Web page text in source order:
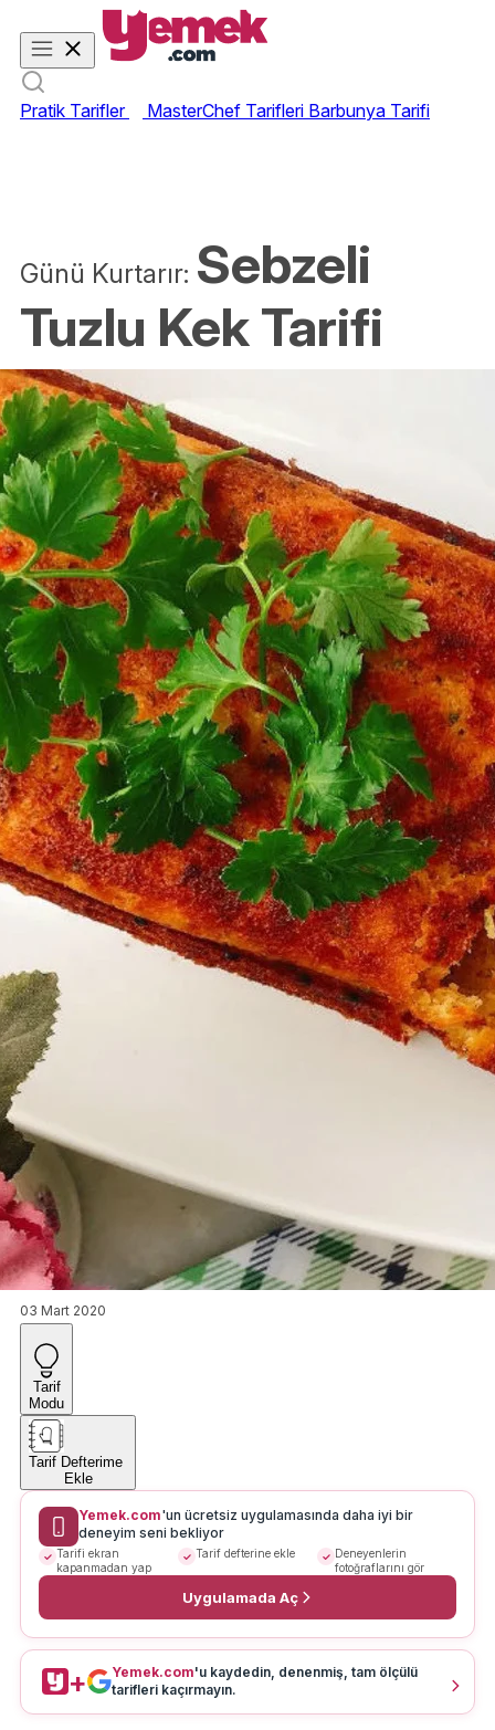
Pratik Tarifler MasterChef Tarifleri Barbunya Tarifi
Günü Kurtarır: Sebzeli
Tuzlu Kek Tarifi
03 Mart 2020
Tarif
Modu
Tarif Defterime
Ekle
Yemek.com'un ücretsiz uygulamasında daha iyi bir
deneyim seni bekliyor
Tarifi ekran
kapanmadan yap
Tarif defterine ekle
Deneyenlerin
fotoğraflarını gör
Uygulamada Aç
+ Yemek.com'u kaydedin, denenmiş, tam ölçülü
tarifleri kaçırmayın.